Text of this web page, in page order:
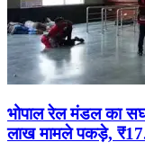
भोपाल रेल मंडल का
लाख मामले पकड़े,